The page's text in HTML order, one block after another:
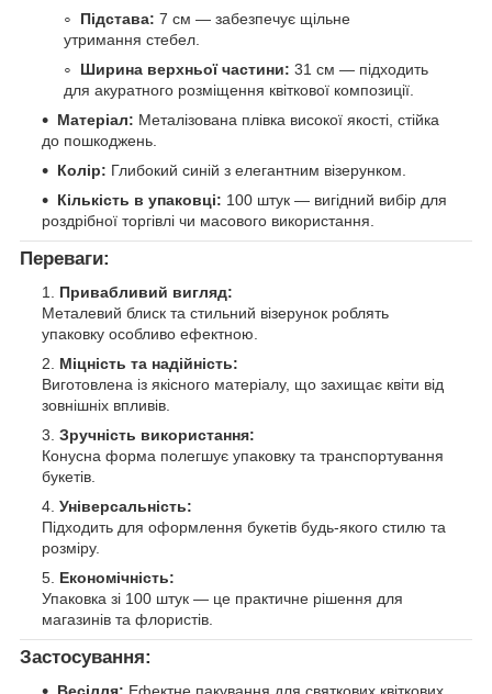
Підстава: 7 см — забезпечує щільне
утримання стебел.
Ширина верхньої частини: 31 см — підходить
для акуратного розміщення квіткової композиції.
Матеріал: Металізована плівка високої якості, стійка
до пошкоджень.
Колір: Глибокий синій з елегантним візерунком.
Кількість в упаковці: 100 штук — вигідний вибір для
роздрібної торгівлі чи масового використання.
Переваги:
Привабливий вигляд:
Металевий блиск та стильний візерунок роблять
упаковку особливо ефектною.
Міцність та надійність:
Виготовлена ​​із якісного матеріалу, що захищає квіти від
зовнішніх впливів.
Зручність використання:
Конусна форма полегшує упаковку та транспортування
букетів.
Універсальність:
Підходить для оформлення букетів будь-якого стилю та
розміру.
Економічність:
Упаковка зі 100 штук — це практичне рішення для
магазинів та флористів.
Застосування:
Весілля: Ефектне пакування для святкових квіткових